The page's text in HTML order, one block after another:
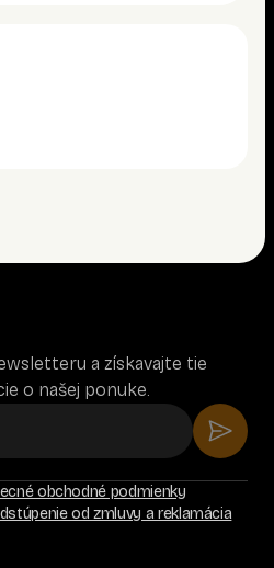
a získavajte tie
o našej ponuke.
obchodné podmienky
od zmluvy a reklamácia